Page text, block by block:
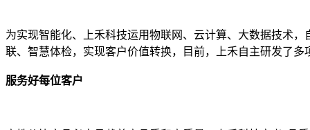
为实现智能化、上禾科技运用物联网、云计算、大数据技术
联、智慧体检，实现客户价值转换，目前，上禾自主研发了
服务好每位客户